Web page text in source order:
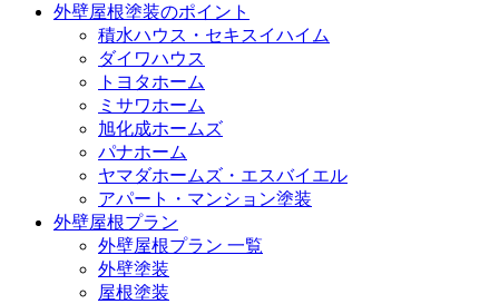
外壁屋根塗装のポイント
積水ハウス・セキスイハイム
ダイワハウス
トヨタホーム
ミサワホーム
旭化成ホームズ
パナホーム
ヤマダホームズ・エスバイエル
アパート・マンション塗装
外壁屋根プラン
外壁屋根プラン 一覧
外壁塗装
屋根塗装